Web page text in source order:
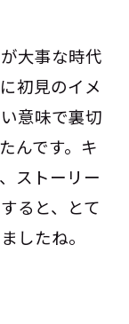
大事な時代
初見のイメ
意味で裏切
んです。キ
ストーリー
ると、とて
したね。